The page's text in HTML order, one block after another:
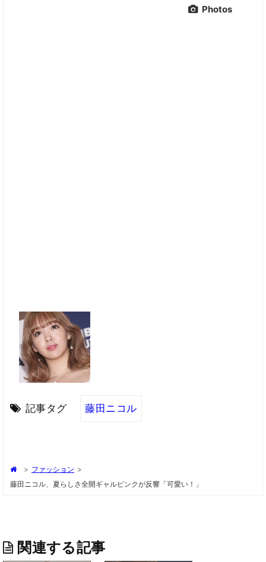
Photos
記事タグ 藤田ニコル
> ファッション >
藤田ニコル、夏らしさ全開ギャルピンクが反響「可愛い！」
関連する記事